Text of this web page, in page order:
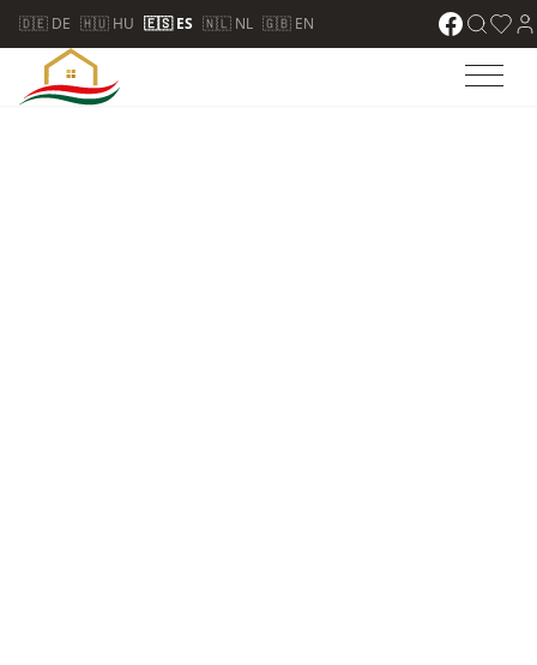
🇩🇪 DE 🇭🇺 HU 🇪🇸 ES 🇳🇱 NL 🇬🇧 EN